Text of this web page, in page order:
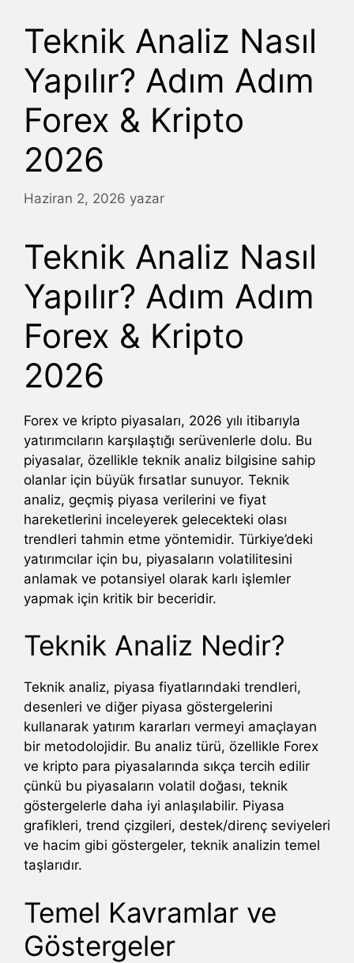
Teknik Analiz Nasıl
Yapılır? Adım Adım
Forex & Kripto
2026
Haziran 2, 2026 yazar
Teknik Analiz Nasıl
Yapılır? Adım Adım
Forex & Kripto
2026
Forex ve kripto piyasaları, 2026 yılı itibarıyla
yatırımcıların karşılaştığı serüvenlerle dolu. Bu
piyasalar, özellikle teknik analiz bilgisine sahip
olanlar için büyük fırsatlar sunuyor. Teknik
analiz, geçmiş piyasa verilerini ve fiyat
hareketlerini inceleyerek gelecekteki olası
trendleri tahmin etme yöntemidir. Türkiye’deki
yatırımcılar için bu, piyasaların volatilitesini
anlamak ve potansiyel olarak karlı işlemler
yapmak için kritik bir beceridir.
Teknik Analiz Nedir?
Teknik analiz, piyasa fiyatlarındaki trendleri,
desenleri ve diğer piyasa göstergelerini
kullanarak yatırım kararları vermeyi amaçlayan
bir metodolojidir. Bu analiz türü, özellikle Forex
ve kripto para piyasalarında sıkça tercih edilir
çünkü bu piyasaların volatil doğası, teknik
göstergelerle daha iyi anlaşılabilir. Piyasa
grafikleri, trend çizgileri, destek/direnç seviyeleri
ve hacim gibi göstergeler, teknik analizin temel
taşlarıdır.
Temel Kavramlar ve
Göstergeler